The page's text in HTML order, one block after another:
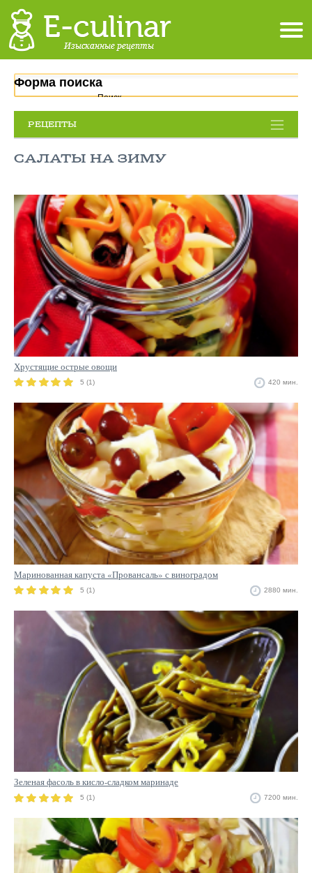
Форма поиска
Поиск
РЕЦЕПТЫ
САЛАТЫ НА ЗИМУ
Хрустящие острые овощи
5 (1) 420 мин.
Маринованная капуста «Провансаль» с виноградом
5 (1) 2880 мин.
Зеленая фасоль в кисло-сладком маринаде
5 (1) 7200 мин.